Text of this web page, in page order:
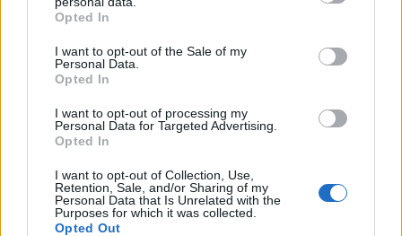
Opted In
I want to opt-out of the Sale of my
Personal Data.
Opted In
I want to opt-out of processing my
Personal Data for Targeted Advertising.
Opted In
I want to opt-out of Collection, Use,
Retention, Sale, and/or Sharing of my
Personal Data that Is Unrelated with the
Purposes for which it was collected.
Opted Out
kwasów Omega-3, które wpływają na prawidłowe...